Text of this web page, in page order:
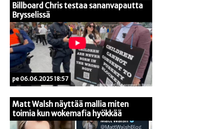
Billboard Chris testaa sananvapautta
Brysselissä
pe 06.06.2025 18:57
Matt Walsh näyttää mallia miten
toimia kun wokemafia hyökkää